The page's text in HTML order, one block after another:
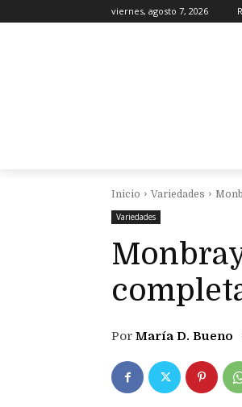
viernes, agosto 7, 2026
Inicio Variedades
Variedades
Por María D. Bueno